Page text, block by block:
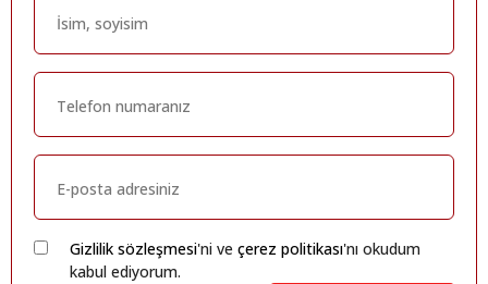
Gizlilik sözleşmesi'ni ve çerez politikası'nı okudum
kabul ediyorum.